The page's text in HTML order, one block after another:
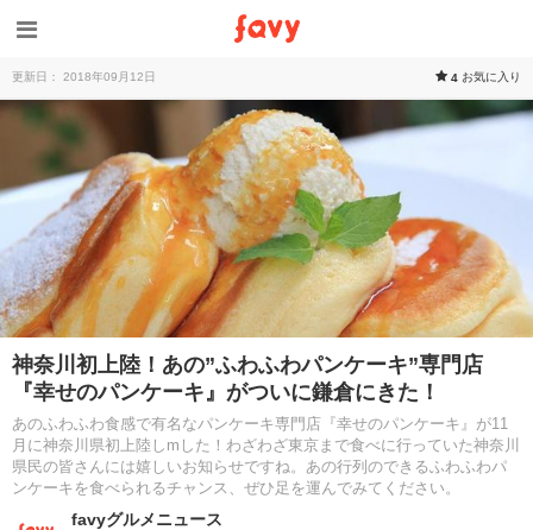
更新日： 2018年09月12日 4 お気に入り
神奈川初上陸！あの”ふわふわパンケーキ”専門店
『幸せのパンケーキ』がついに鎌倉にきた！
あのふわふわ食感で有名なパンケーキ専門店『幸せのパンケーキ』が11
月に神奈川県初上陸しmした！わざわざ東京まで食べに行っていた神奈川
県民の皆さんには嬉しいお知らせですね。あの行列のできるふわふわパ
ンケーキを食べられるチャンス、ぜひ足を運んでみてください。
favyグルメニュース